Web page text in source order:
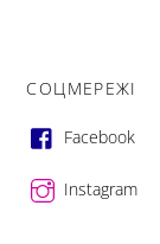
СОЦМЕРЕЖІ
Facebook
Instagram